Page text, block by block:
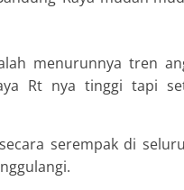
menurunnya tren
Rt nya tinggi tapi
serempak di